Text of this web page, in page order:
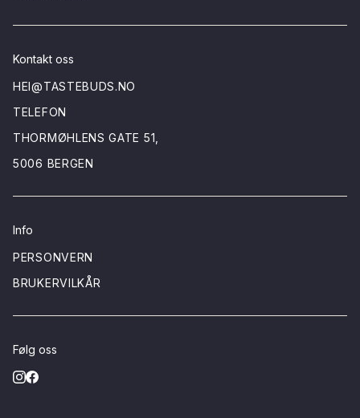
Kontakt oss
HEI@TASTEBUDS.NO
TELEFON
THORMØHLENS GATE 51,
5006 BERGEN
Info
PERSONVERN
BRUKERVILKÅR
Følg oss